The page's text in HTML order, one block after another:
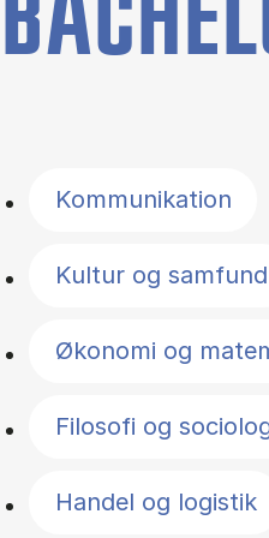
Kommunikation
Kultur og samfund
Økonomi og
Filosofi og
Handel og logistik